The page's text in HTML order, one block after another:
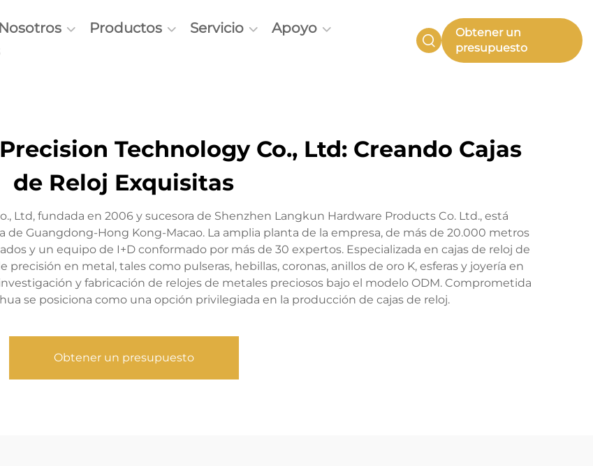
Productos Servicio
Apoyo
Obtener un
presupuesto
Technology Co., Ltd: Creando Cajas
de Reloj Exquisitas
Ltd, fundada en 2006 y sucesora de Shenzhen Langkun Hardware Products Co. Ltd., está
Guangdong-Hong Kong-Macao. La amplia planta de la empresa, de más de 20.000 metros
y un equipo de I+D conformado por más de 30 expertos. Especializada en cajas de reloj de
en metal, tales como pulseras, hebillas, coronas, anillos de oro K, esferas y joyería en
y fabricación de relojes de metales preciosos bajo el modelo ODM. Comprometida
se posiciona como una opción privilegiada en la producción de cajas de reloj.
Obtener un presupuesto